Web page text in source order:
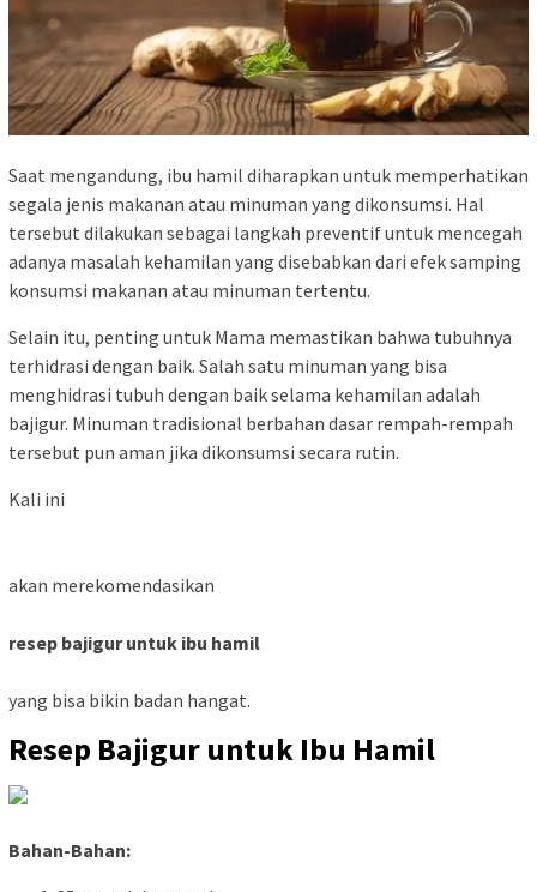
Saat mengandung, ibu hamil diharapkan untuk memperhatikan
segala jenis makanan atau minuman yang dikonsumsi. Hal
tersebut dilakukan sebagai langkah preventif untuk mencegah
adanya masalah kehamilan yang disebabkan dari efek samping
konsumsi makanan atau minuman tertentu.
Selain itu, penting untuk Mama memastikan bahwa tubuhnya
terhidrasi dengan baik. Salah satu minuman yang bisa
menghidrasi tubuh dengan baik selama kehamilan adalah
bajigur. Minuman tradisional berbahan dasar rempah-rempah
tersebut pun aman jika dikonsumsi secara rutin.
Kali ini
akan merekomendasikan
resep bajigur untuk ibu hamil
yang bisa bikin badan hangat.
Resep Bajigur untuk Ibu Hamil
Bahan-Bahan: